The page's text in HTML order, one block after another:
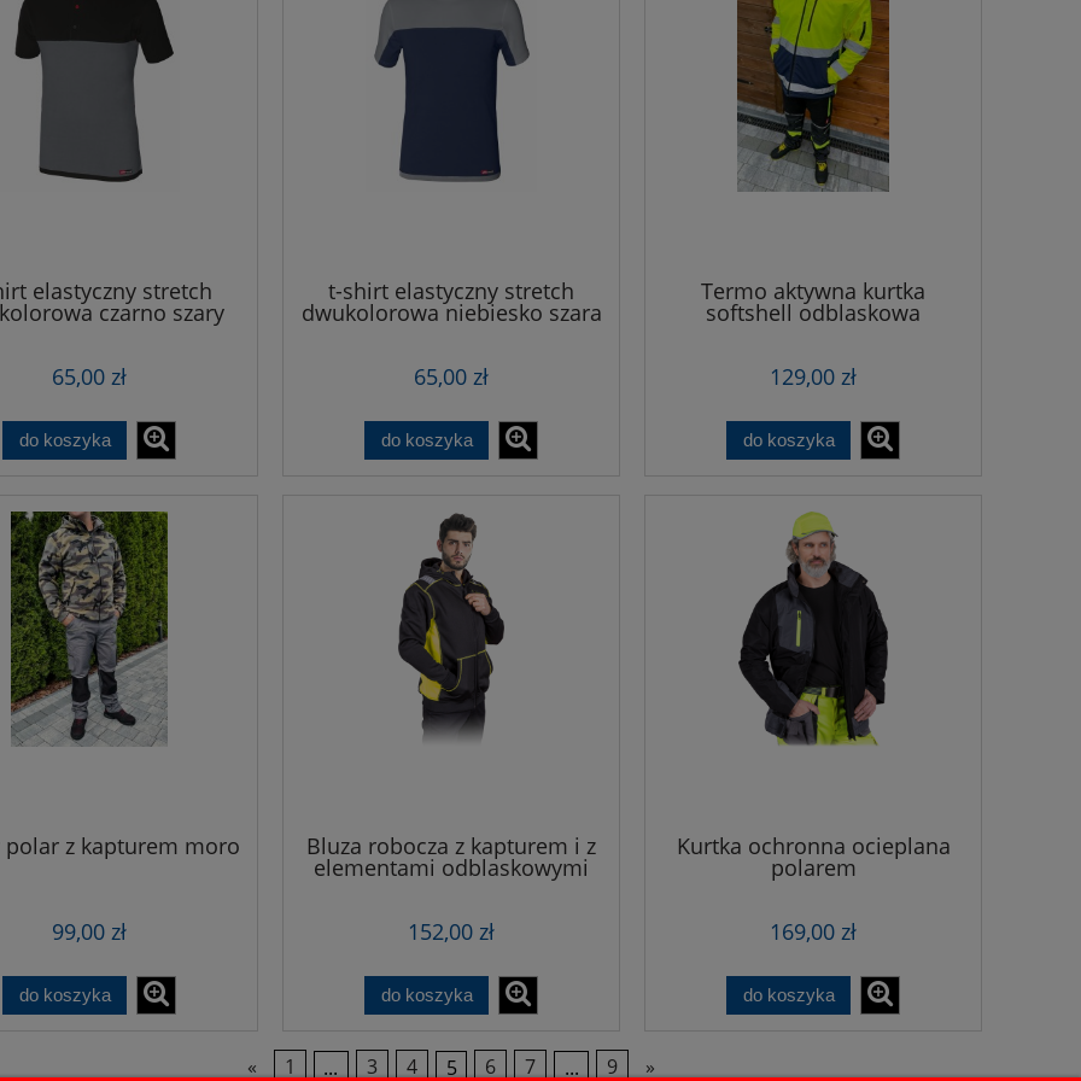
elastyczny stretch
czarno szary
65,00 zł
do koszyka
t-shirt elastyczny stretch
dwukolorowa niebiesko szara
65,00 zł
do koszyka
Termo aktywna kurtka
softshell odblaskowa
129,00 zł
do koszyka
polar z kapturem moro
99,00 zł
do koszyka
Bluza robocza z kapturem i z
elementami odblaskowymi
152,00 zł
do koszyka
Kurtka ochronna ocieplana
polarem
169,00 zł
do koszyka
« 1 ... 3 4 5 6 7 ... 9 »